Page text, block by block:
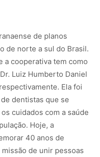
de planos
de norte a sul do Brasil.
a cooperativa tem como
Luiz Humberto Daniel
Ela foi
dentistas que se
cuidados com a saúde
Hoje, a
40 anos de
de unir pessoas